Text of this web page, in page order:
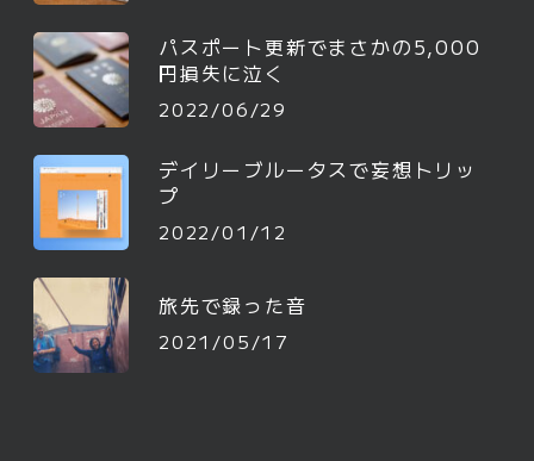
パスポート更新でまさかの5,000
円損失に泣く
2022/06/29
デイリーブルータスで妄想トリッ
プ
2022/01/12
旅先で録った音
2021/05/17